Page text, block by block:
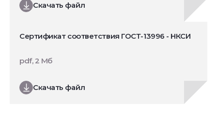
Скачать файл
Сертификат соответствия ГОСТ-13996 - НКСИ
Скачать файл
pdf, 2 Мб